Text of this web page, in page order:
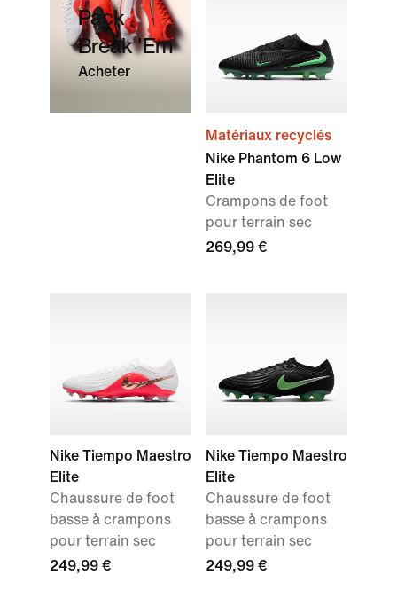
Pack
Break 'Em
Acheter
Matériaux recyclés
Nike Phantom 6 Low
Elite
Crampons de foot
pour terrain sec
269,99 €
Nike Tiempo Maestro
Elite
Chaussure de foot
basse à crampons
pour terrain sec
249,99 €
Nike Tiempo Maestro
Elite
Chaussure de foot
basse à crampons
pour terrain sec
249,99 €